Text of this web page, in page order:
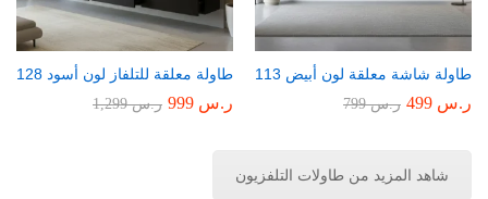
طاولة شاشة معلقة لون أبيض 113
ر.س ر.س799
طاولة معلقة للتلفاز لون أسود 128
ر.س ر.س1,299
شاهد المزيد من طاولات التلفزيون